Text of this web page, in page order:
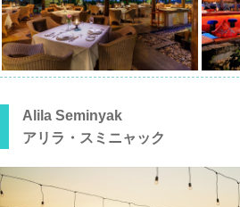
Alila Seminyak
アリラ・スミニャック